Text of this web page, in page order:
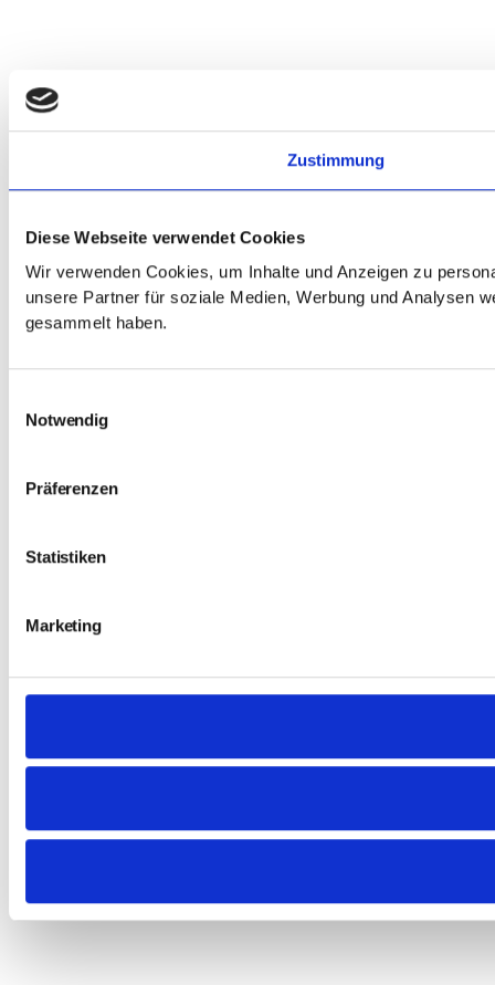
Zustimmung
Diese Webseite verwendet Cookies
Wir verwenden Cookies, um Inhalte und Anzeigen zu
unsere Partner für soziale Medien, Werbung und Analysen
gesammelt haben.
Notwendig
Präferenzen
Statistiken
Marketing